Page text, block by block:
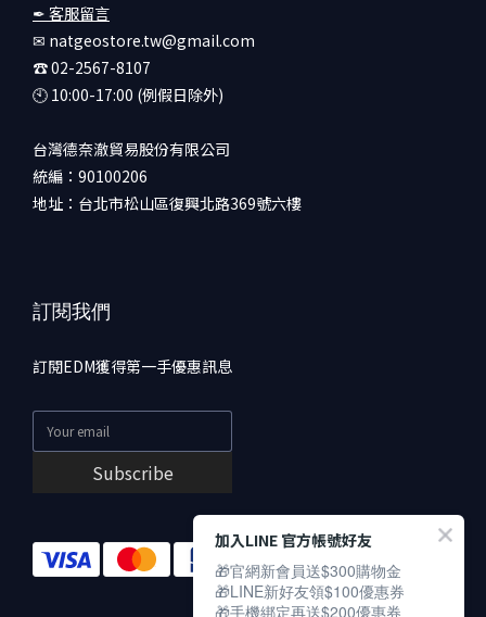
✒ 客服留言
✉ natgeostore.tw@gmail.com
☎︎ 02-2567-8107
🕙︎ 10:00-17:00 (例假日除外)
台灣德奈澈貿易股份有限公司
統編：90100206
地址：台北市松山區復興北路369號六樓
訂閱我們
訂閱EDM獲得第一手優惠訊息
Subscribe
加入LINE 官方帳號好友
🎁官網新會員送$300購物金
🎁LINE新好友領$100優惠券
🎁手機綁定再送$200優惠券